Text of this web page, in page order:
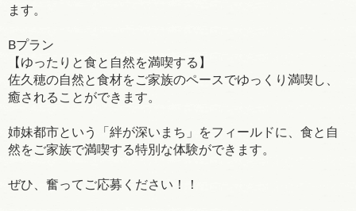
ます。
Bプラン
【ゆったりと食と自然を満喫する】
佐久穂の自然と食材をご家族のペースでゆっくり満喫し、
癒されることができます。
姉妹都市という「絆が深いまち」をフィールドに、食と自
然をご家族で満喫する特別な体験ができます。
ぜひ、奮ってご応募ください！！